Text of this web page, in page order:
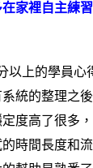
家裡自主練
以上的學員心
統的整理之
度高了很多
時間長度和